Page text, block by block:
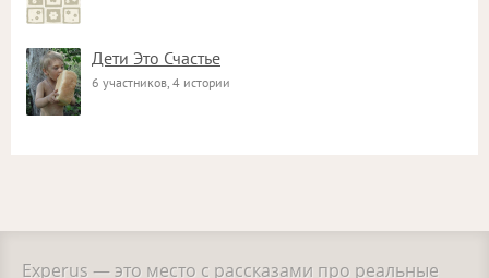
Дети Это Счастье
6 участников, 4 истории
Experus — это место с рассказами про реальные